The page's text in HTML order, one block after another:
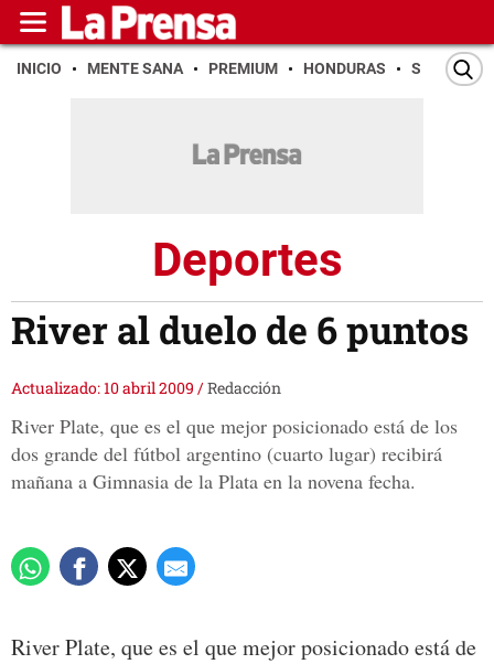
INICIO MENTE SANA PREMIUM HONDURAS SAN PEDRO
Deportes
River al duelo de 6 puntos
Actualizado: 10 abril 2009 /Redacción
River Plate, que es el que mejor posicionado está de los
dos grande del fútbol argentino (cuarto lugar) recibirá
mañana a Gimnasia de la Plata en la novena fecha.
River Plate, que es el que mejor posicionado está de